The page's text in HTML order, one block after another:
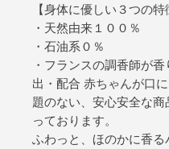
【身体に優しい３つの特
・天然由来１００％
・石油系０％
・フランスの調香師が
出・配合 赤ちゃんが口
題のない、安心安全な商
っております。
ふわっと、ほのかに香る